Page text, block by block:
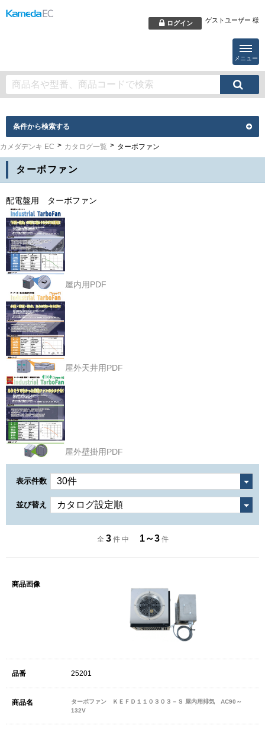
ログイン ゲストユーザー 様
メニュー
条件から検索する
カメダデンキ EC カタログ一覧 ターボファン
ターボファン
配電盤用 ターボファン
屋内用PDF
屋外天井用PDF
屋外壁掛用PDF
表示件数
並び替え
全 3 件 中 1～3 件
25201
ターボファン ＫＥＦＤ１１０３０３－Ｓ 屋内用排気 AC90～
132V